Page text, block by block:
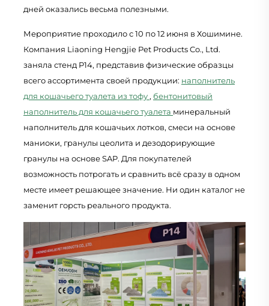
дней оказались весьма полезными.
Мероприятие проходило с 10 по 12 июня в Хошимине.
Компания Liaoning Hengjie Pet Products Co., Ltd.
заняла стенд P14, представив физические образцы
всего ассортимента своей продукции: наполнитель
для кошачьего туалета из тофу , бентонитовый
наполнитель для кошачьего туалета минеральный
наполнитель для кошачьих лотков, смеси на основе
маниоки, гранулы цеолита и дезодорирующие
гранулы на основе SAP. Для покупателей
возможность потрогать и сравнить всё сразу в одном
месте имеет решающее значение. Ни один каталог не
заменит горсть реального продукта.